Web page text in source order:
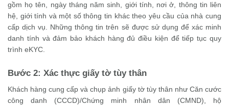
gồm họ tên, ngày tháng năm sinh, giới tính, nơi ở, thông tin liên
hệ, giới tính và một số thông tin khác theo yêu cầu của nhà cung
cấp dịch vụ. Những thông tin trên sẽ được sử dụng để xác minh
danh tính và đảm bảo khách hàng đủ điều kiện để tiếp tục quy
trình eKYC.
Bước 2: Xác thực giấy tờ tùy thân
Khách hàng cung cấp và chụp ảnh giấy tờ tùy thân như Căn cước
công danh (CCCD)/Chứng minh nhân dân (CMND), hộ